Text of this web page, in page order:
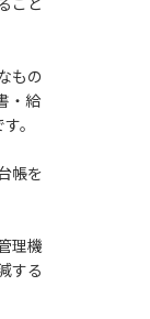
こと
もの
・給
。
帳を
理機
する